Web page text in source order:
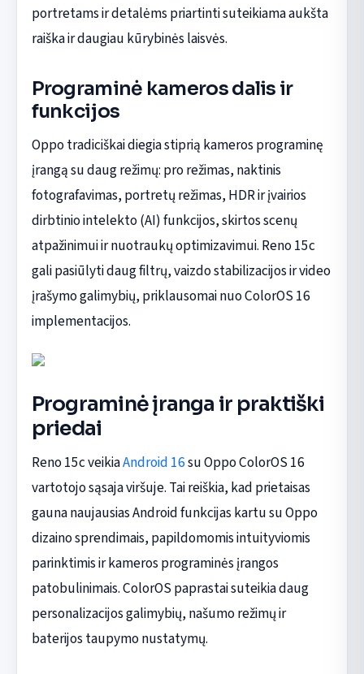
portretams ir detalėms priartinti suteikiama aukšta
raiška ir daugiau kūrybinės laisvės.
Programinė kameros dalis ir
funkcijos
Oppo tradiciškai diegia stiprią kameros programinę
įrangą su daug režimų: pro režimas, naktinis
fotografavimas, portretų režimas, HDR ir įvairios
dirbtinio intelekto (AI) funkcijos, skirtos scenų
atpažinimui ir nuotraukų optimizavimui. Reno 15c
gali pasiūlyti daug filtrų, vaizdo stabilizacijos ir video
įrašymo galimybių, priklausomai nuo ColorOS 16
implementacijos.
Programinė įranga ir praktiški
priedai
Reno 15c veikiaAndroid 16su Oppo ColorOS 16
vartotojo sąsaja viršuje. Tai reiškia, kad prietaisas
gauna naujausias Android funkcijas kartu su Oppo
dizaino sprendimais, papildomomis intuityviomis
parinktimis ir kameros programinės įrangos
patobulinimais. ColorOS paprastai suteikia daug
personalizacijos galimybių, našumo režimų ir
baterijos taupymo nustatymų.